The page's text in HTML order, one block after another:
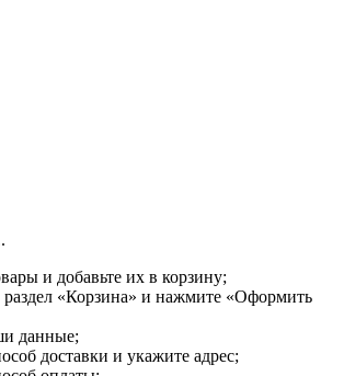
и добавьте их в корзину;
раздел «Корзина» и нажмите «Оформить
данные;
доставки и укажите адрес;